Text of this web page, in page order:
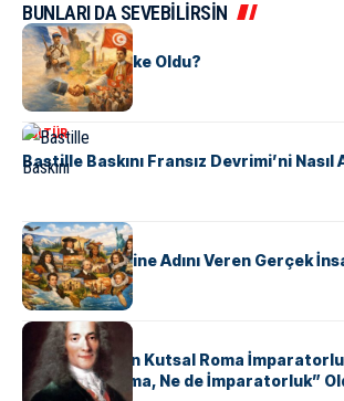
BUNLARI DA SEVEBİLİRSİN
KÜLTÜR
Tunus Nasıl Ülke Oldu?
KÜLTÜR
Bastille Baskını Fransız Devrimi’ni
KÜLTÜR
ABD Eyaletlerine Adını Veren Gerçek
KÜLTÜR
Voltaire Neden Kutsal Roma
Kutsal, Ne Roma, Ne de İmparatorluk”